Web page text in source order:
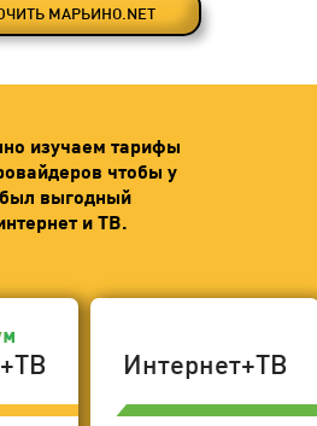
МАРЬИНО.NET
изучаем тарифы
чтобы у
выгодный
и ТВ.
Интернет+ТВ